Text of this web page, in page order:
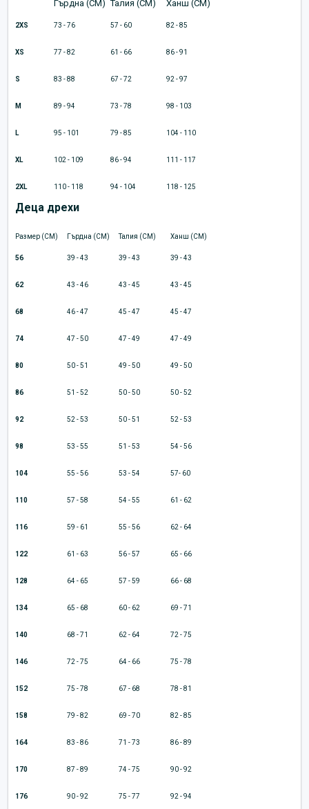
Гърдна (CM) Талия (CM) Ханш (CM)
2XS 73 - 76 57 - 60 82 - 85
XS 77 - 82 61 - 66 86 - 91
S 83 - 88 67 - 72 92 - 97
M 89 - 94 73 - 78 98 - 103
L 95 - 101 79 - 85 104 - 110
XL 102 - 109 86 - 94 111 - 117
2XL 110 - 118 94 - 104 118 - 125
Деца дрехи
Размер (CM) Гърдна (CM) Талия (CM) Ханш (CM)
56 39 - 43 39 - 43 39 - 43
62 43 - 46 43 - 45 43 - 45
68 46 - 47 45 - 47 45 - 47
74 47 - 50 47 - 49 47 - 49
80 50 - 51 49 - 50 49 - 50
86 51 - 52 50 - 50 50 - 52
92 52 - 53 50 - 51 52 - 53
98 53 - 55 51 - 53 54 - 56
104 55 - 56 53 - 54 57- 60
110 57 - 58 54 - 55 61 - 62
116 59 - 61 55 - 56 62 - 64
122 61 - 63 56 - 57 65 - 66
128 64 - 65 57 - 59 66 - 68
134 65 - 68 60 - 62 69 - 71
140 68 - 71 62 - 64 72 - 75
146 72 - 75 64 - 66 75 - 78
152 75 - 78 67 - 68 78 - 81
158 79 - 82 69 - 70 82 - 85
164 83 - 86 71 - 73 86 - 89
170 87 - 89 74 - 75 90 - 92
176 90 - 92 75 - 77 92 - 94